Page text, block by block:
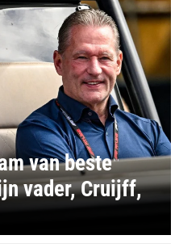
van beste
vader, Cruijff,